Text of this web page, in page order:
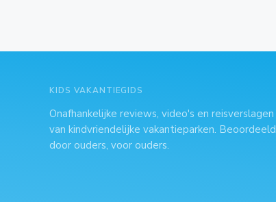
KIDS VAKANTIEGIDS
Onafhankelijke reviews, video's en reisverslagen
van kindvriendelijke vakantieparken. Beoordeeld
door ouders, voor ouders.